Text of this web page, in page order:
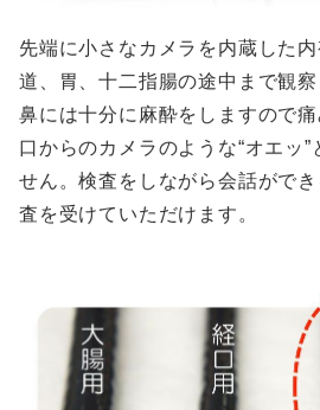
先端に小さなカメラを内蔵した
道、胃、十二指腸の途中まで観察
鼻には十分に麻酔をしますので痛
口からのカメラのような“オエッ”
せん。検査をしながら会話がで
査を受けていただけます。